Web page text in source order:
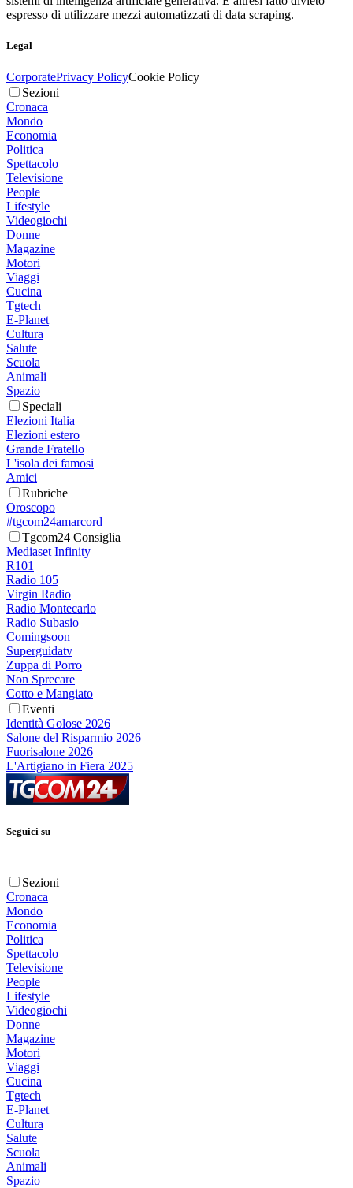
espresso di utilizzare mezzi automatizzati di data scraping.
Legal
CorporatePrivacy PolicyCookie Policy
Sezioni
Cronaca
Mondo
Economia
Politica
Spettacolo
Televisione
People
Lifestyle
Videogiochi
Donne
Magazine
Motori
Viaggi
Cucina
Tgtech
E-Planet
Cultura
Salute
Scuola
Animali
Spazio
Speciali
Elezioni Italia
Elezioni estero
Grande Fratello
L'isola dei famosi
Amici
Rubriche
Oroscopo
#tgcom24amarcord
Tgcom24 Consiglia
Mediaset Infinity
R101
Radio 105
Virgin Radio
Radio Montecarlo
Radio Subasio
Comingsoon
Superguidatv
Zuppa di Porro
Non Sprecare
Cotto e Mangiato
Eventi
Identità Golose 2026
Salone del Risparmio 2026
Fuorisalone 2026
L'Artigiano in Fiera 2025
Seguici su
Sezioni
Cronaca
Mondo
Economia
Politica
Spettacolo
Televisione
People
Lifestyle
Videogiochi
Donne
Magazine
Motori
Viaggi
Cucina
Tgtech
E-Planet
Cultura
Salute
Scuola
Animali
Spazio